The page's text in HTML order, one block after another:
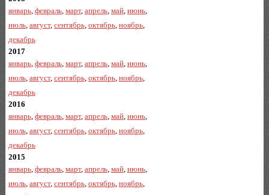
январь, февраль, март, апрель, май, июнь,
июль, август, сентябрь, октябрь, ноябрь,
декабрь
2017
январь, февраль, март, апрель, май, июнь,
июль, август, сентябрь, октябрь, ноябрь,
декабрь
2016
январь, февраль, март, апрель, май, июнь,
июль, август, сентябрь, октябрь, ноябрь,
декабрь
2015
январь, февраль, март, апрель, май, июнь,
июль, август, сентябрь, октябрь, ноябрь,